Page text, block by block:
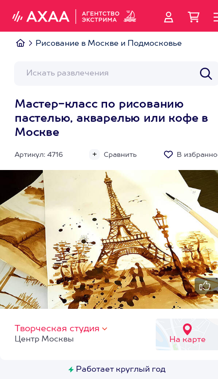
Рисование в Москве и Подмосковье
Мастер-класс по рисованию
пастелью, акварелью или кофе в
Москве
Артикул: 4716 Сравнить В
Творческая студия
На карте
Центр Москвы
Работает круглый год